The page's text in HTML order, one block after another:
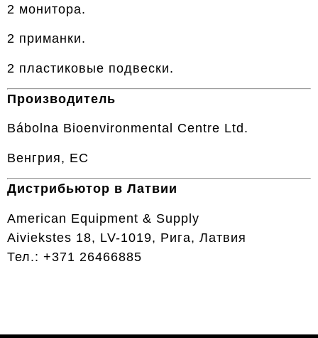
2 монитора.
2 приманки.
2 пластиковые подвески.
Производитель
Bábolna Bioenvironmental Centre Ltd.
Венгрия, ЕС
Дистрибьютор в Латвии
American Equipment & Supply
Aiviekstes 18, LV-1019, Рига, Латвия
Тел.: +371 26466885